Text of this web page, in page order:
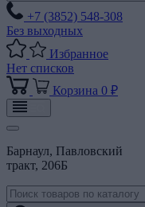
+7 (3852) 548-308
Без выходных
Избранное
Нет списков
Корзина 0 ₽
Барнаул, Павловский
тракт, 206Б